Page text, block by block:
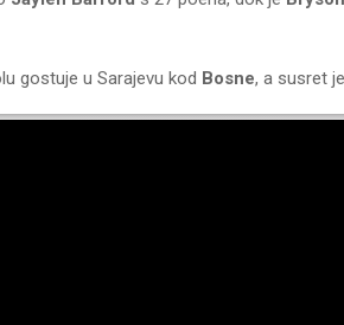
gostuje u Sarajevu kod Bosne, a susret